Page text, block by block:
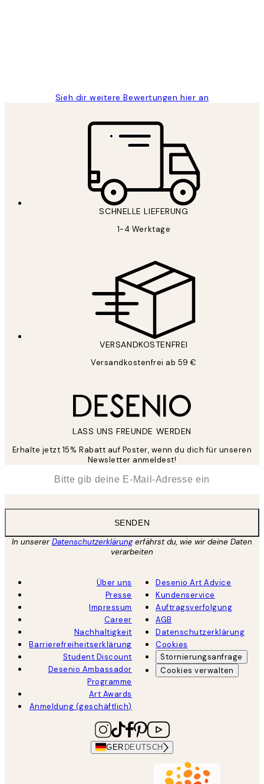
Sieh dir weitere Bewertungen hier an
SCHNELLE LIEFERUNG
1-4 Werktage
VERSANDKOSTENFREI
Versandkostenfrei ab 59 €
LASS UNS FREUNDE WERDEN
Erhalte jetzt 15% Rabatt auf Poster, wenn du dich für unseren
Newsletter anmeldest!
SENDEN
In unsererDatenschutzerklärungerfährst du, wie wir deine Daten
verarbeiten
Über uns
Presse
Impressum
Career
Nachhaltigkeit
Barrierefreiheitserklärung
Student Discount
Desenio Ambassador
Programme
Art Awards
Anmeldung (geschäftlich)
Desenio Art Advice
Kundenservice
Auftragsverfolgung
AGB
Datenschutzerklärung
Cookies
Stornierungsanfrage
Cookies verwalten
GER DEUTSCH